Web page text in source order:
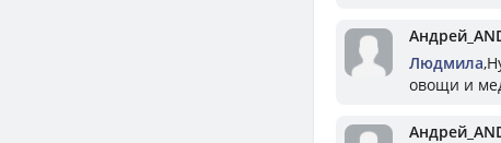
Людмила
овощи и